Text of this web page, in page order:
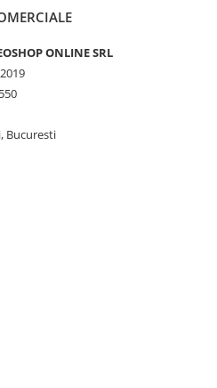
ONLINE SRL
Bucuresti